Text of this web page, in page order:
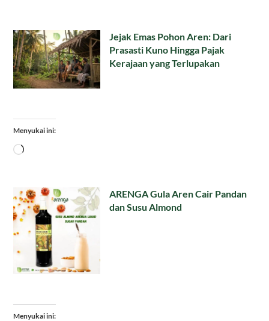
Jejak Emas Pohon Aren: Dari
Prasasti Kuno Hingga Pajak
Kerajaan yang Terlupakan
Menyukai ini:
Memuat...
ARENGA Gula Aren Cair Pandan
dan Susu Almond
Menyukai ini: